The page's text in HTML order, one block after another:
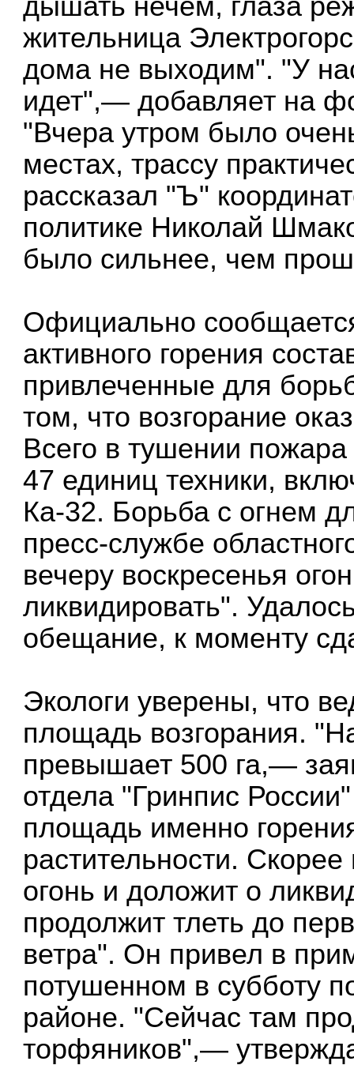
жительница
дома не выходим". "У
идет",— добавляет на
"Вчера утром было
местах, трассу
рассказал "Ъ"
политике Николай
было сильнее, чем
Официально
активного горения
привлеченные для
том, что возгорание
Всего в тушении
47 единиц техники,
Ка-32. Борьба с огнем
пресс-службе
вечеру воскресенья
ликвидировать".
обещание, к моменту
Экологи уверены, что
площадь возгорания.
превышает 500 га,—
отдела "Гринпис
площадь именно
растительности.
огонь и доложит о
продолжит тлеть до
ветра". Он привел в
потушенном в субботу
районе. "Сейчас там
торфяников",—